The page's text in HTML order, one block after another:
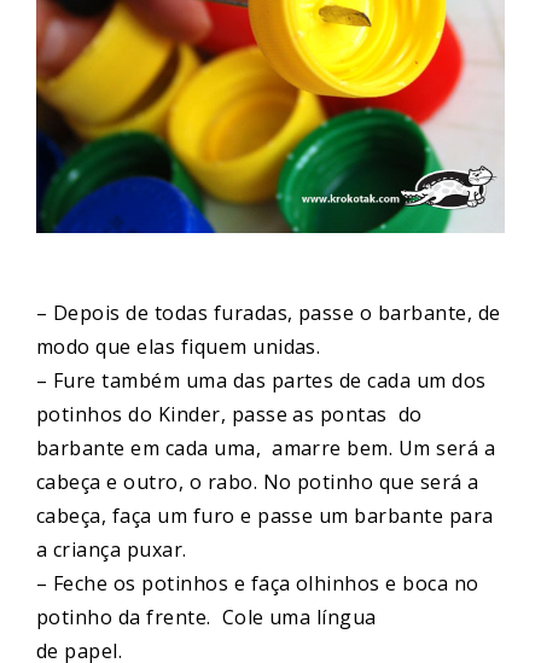
– Depois de todas furadas, passe o barbante, de
modo que elas fiquem unidas.
– Fure também uma das partes de cada um dos
potinhos do Kinder, passe as pontas do
barbante em cada uma, amarre bem. Um será a
cabeça e outro, o rabo. No potinho que será a
cabeça, faça um furo e passe um barbante para
a criança puxar.
– Feche os potinhos e faça olhinhos e boca no
potinho da frente. Cole uma língua
de papel.